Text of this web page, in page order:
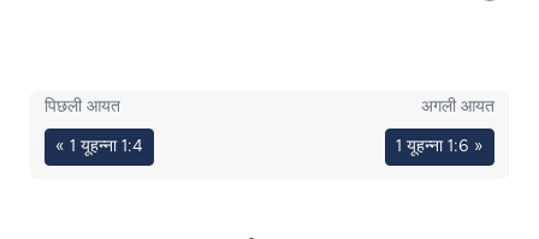
पिछली आयत
« 1 यूहन्ना 1:4
अगली आयत
1 यूहन्ना 1:6 »